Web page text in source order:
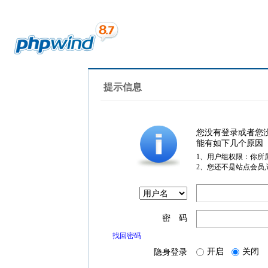
提示信息
您没有登录或者您
能有如下几个原因
1、用户组权限：你所
2、您还不是站点会员
密 码
找回密码
隐身登录 开启 关闭